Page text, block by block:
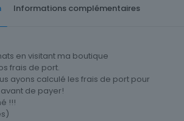
Informations complémentaires
en visitant ma boutique
frais de port.
ayons calculé les frais de port pour
de payer!
!!!